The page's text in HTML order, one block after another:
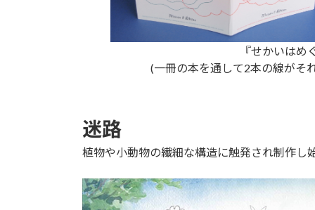
『せかいはめ
(一冊の本を通して2本の線がそ
迷路
植物や小動物の繊細な構造に触発され制作し